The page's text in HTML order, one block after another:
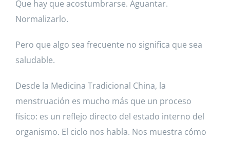
Que hay que acostumbrarse. Aguantar.
Normalizarlo.
Pero que algo sea frecuente no significa que sea
saludable.
Desde la Medicina Tradicional China, la
menstruación es mucho más que un proceso
físico: es un reflejo directo del estado interno del
organismo. El ciclo nos habla. Nos muestra cómo